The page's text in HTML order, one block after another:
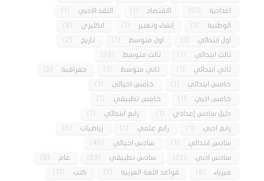
اعدادية (51) الاقتصاد (1) النقد الادبي (1)
الوطنية (1) إنشاء وتعبير (1) انكليزي (9)
اول ابتدائي (1) اول متوسط (1) تاريخ (2)
ثالث ابتدائي (1) ثالث متوسط (23)
ثاني ابتدائي (1) ثاني متوسط (1) جغرافية (2)
خامس ابتدائي (1) خامس احيائي (1)
خامس ادبي (1) خامس تطبيقي (1)
دليل سادس إعدادي (1) رابع ابتدائي (1)
رابع ادبي (1) رابع علمي (1) رياضيات (5)
سادس ابتدائي (1) سادس احيائي (40)
سادس ادبي (22) سادس تطبيقي (23) عام (2)
فيزياء (8) قواعد اللغة العربية (7) كتب (17)